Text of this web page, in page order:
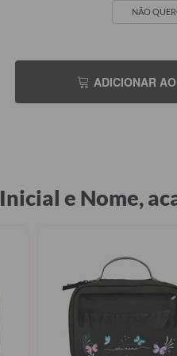
Seu
NÃO
ADICIONAR
e Nome,